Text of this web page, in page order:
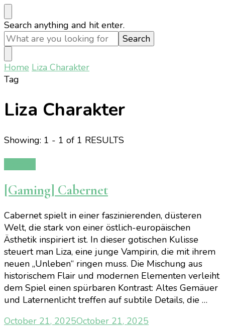
Looking
for
Something?
Search anything and hit enter.
Home Liza Charakter
Tag
Liza Charakter
Showing: 1 - 1 of 1 RESULTS
[Gaming] Cabernet
Cabernet spielt in einer faszinierenden, düsteren
Welt, die stark von einer östlich-europäischen
Ästhetik inspiriert ist. In dieser gotischen Kulisse
steuert man Liza, eine junge Vampirin, die mit ihrem
neuen „Unleben“ ringen muss. Die Mischung aus
historischem Flair und modernen Elementen verleiht
dem Spiel einen spürbaren Kontrast: Altes Gemäuer
und Laternenlicht treffen auf subtile Details, die …
October 21, 2025October 21, 2025